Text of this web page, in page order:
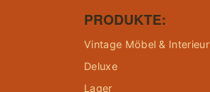
PRODUKTE:
Vintage Möbel & Interieur
Deluxe
Lager